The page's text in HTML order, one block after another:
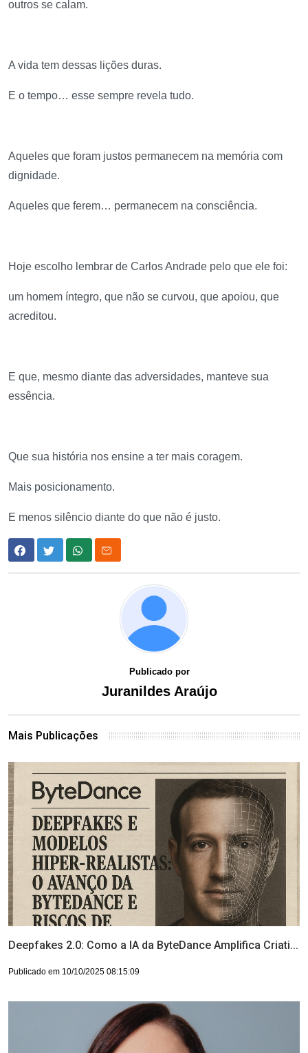
outros se calam.
A vida tem dessas lições duras.
E o tempo… esse sempre revela tudo.
Aqueles que foram justos permanecem na memória com
dignidade.
Aqueles que ferem… permanecem na consciência.
Hoje escolho lembrar de Carlos Andrade pelo que ele foi:
um homem íntegro, que não se curvou, que apoiou, que
acreditou.
E que, mesmo diante das adversidades, manteve sua
essência.
Que sua história nos ensine a ter mais coragem.
Mais posicionamento.
E menos silêncio diante do que não é justo.
Publicado por
Juranildes Araújo
Mais Publicações
Deepfakes 2.0: Como a IA da ByteDance Amplifica Criati...
Publicado em 10/10/2025 08:15:09